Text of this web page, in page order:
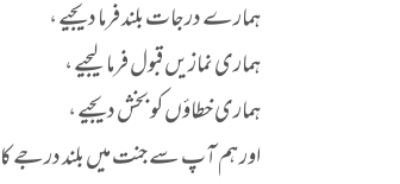
ہمارے درجات بلند فرما دیجیے ،
ہماری نمازیں قبول فرما لیجیے ،
ہماری خطاؤں کو بخش دیجیے ،
اور ہم آپ سے جنت میں بلند درجے